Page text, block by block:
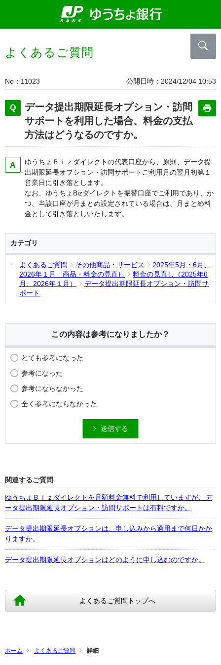
よくあるご質問
No 11023 公開日時 2024/12/04 10:53
データ提出期限延長オプション・訪問
サポートを利用した場合、料金の支払
方法はどうなるのですか。
ゆうちょＢｉｚダイレクトの代表口座から、原則、データ提
出期限延長オプション・訪問サポートご利用月の翌月初第１
営業日に引き落とします。
なお、ゆうちょBizダイレクトを振替口座でご利用であり、か
つ、当該口座が月まとめ設定されている場合は、月まとめ料
金として引き落としいたします。
カテゴリ
よくあるご質問 その他商品・サービス
2025年5月・6月、
2026年１月 商品・料金の見直し
料金の見直し（2025年6
月、2026年１月）
データ提出期限延長オプション・訪問サ
ポート
この内容は参考になりましたか？
とても参考になった
参考になった
参考にならなかった
全く参考にならなかった
送信する
関連するご質問
ゆうちょＢｉｚダイレクトを月額料金無料で利用していますが、デ
ータ提出期限延長オプション・訪問サポートは有料ですか。
データ提出期限延長オプションは、申し込みから適用まで何日かか
りますか。
データ提出期限延長オプションはどのように申し込むのですか。
よくあるご質問トップへ
ホーム よくあるご質問 詳細